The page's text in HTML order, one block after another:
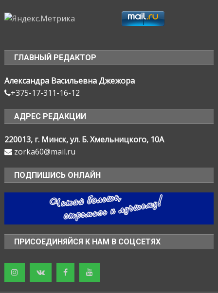
ГЛАВНЫЙ РЕДАКТОР
Александра Васильевна Джежора
+375-17-311-16-12
АДРЕС РЕДАКЦИИ
220013, г. Минск, ул. Б. Хмельницкого, 10А
zorka60@mail.ru
ПОДПИШИСЬ ОНЛАЙН
ПРИСОЕДИНЯЙСЯ К НАМ В СОЦСЕТЯХ